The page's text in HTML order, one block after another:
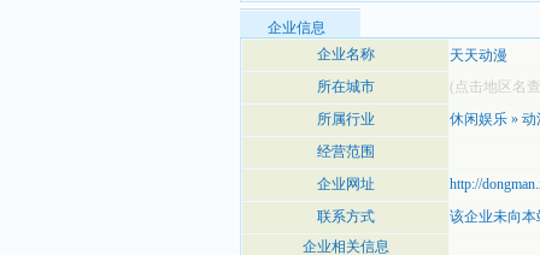
企业信息
企业名称
天天动漫
所在城市
(点击地区名
所属行业
休闲娱乐 » 动
经营范围
企业网址
http://
联系方式
该企业未向
企业相关信息